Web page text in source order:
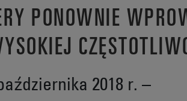
PONOWNIE
2018 r. –